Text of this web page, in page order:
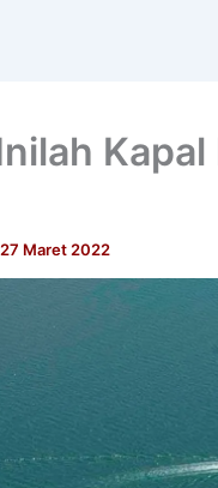
27 Maret 2022